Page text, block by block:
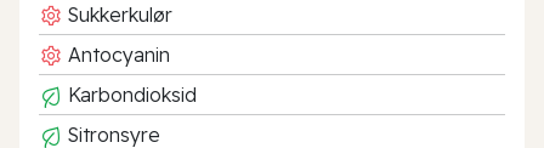
Sukkerkulør
Antocyanin
Karbondioksid
Sitronsyre